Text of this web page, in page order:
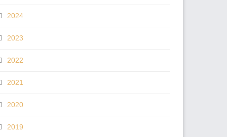
2024
2023
2022
2021
2020
2019